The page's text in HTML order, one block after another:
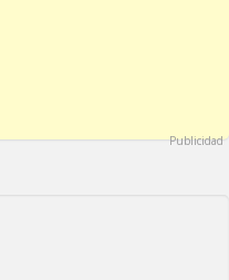
Publicidad